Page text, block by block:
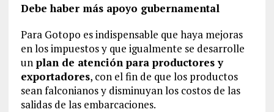
Debe haber más apoyo gubernamental
Para Gotopo es indispensable que haya mejoras
en los impuestos y que igualmente se desarrolle
unplan de atención para productores y
exportadores, con el fin de que los productos
sean falconianos y disminuyan los costos de las
salidas de las embarcaciones.